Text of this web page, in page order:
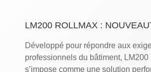
LM200 ROLLMAX :
Développé pour répondre aux
professionnels du bâtiment, LM200
s’impose comme une solution